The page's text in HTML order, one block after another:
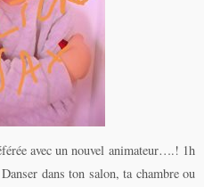
avec un nouvel animateur….! 1h
dans ton salon, ta chambre ou